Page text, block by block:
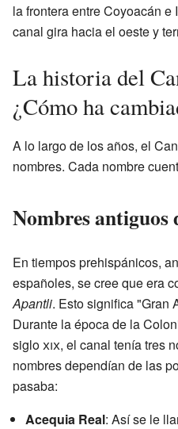
la frontera entre Coyoacán
canal gira hacia el oeste y
La historia del
¿Cómo ha
A lo largo de los años, el
nombres. Cada nombre
Nombres antiguos
En tiempos prehispánicos,
españoles, se cree que era
Apantli. Esto significa "Gran
Durante la época de la
sigloxix, el canal tenía tres
nombres dependían de las
pasaba:
Acequia Real: Así se le